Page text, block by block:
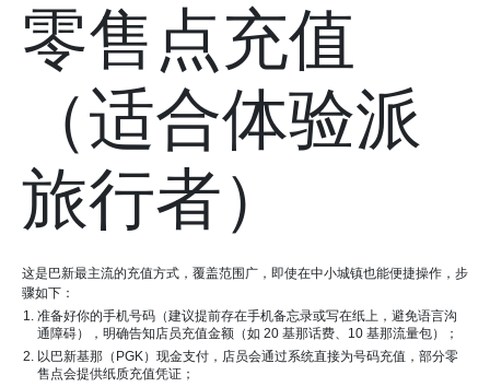
零售点充值
（适合体验派
旅行者）
这是巴新最主流的充值方式，覆盖范围广，即使在中小城镇也能便捷操作，步
骤如下：
准备好你的手机号码（建议提前存在手机备忘录或写在纸上，避免语言沟
通障碍），明确告知店员充值金额（如 20 基那话费、10 基那流量包）；
以巴新基那（PGK）现金支付，店员会通过系统直接为号码充值，部分零
售点会提供纸质充值凭证；